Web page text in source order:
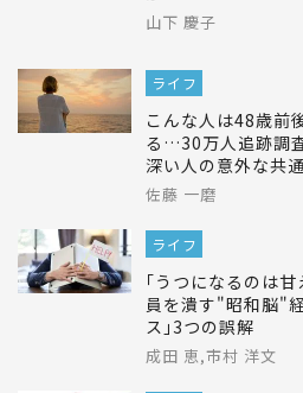
山下 慶子
ライフ
こんな人は48歳前
る…30万人追跡調
深い人の意外な共
佐藤 一磨
ライフ
｢うつになるのは
員を潰す"昭和脳"
ス｣3つの誤解
成田 恵,市村 洋文